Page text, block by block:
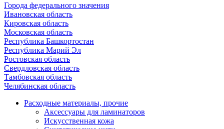
Города федерального значения
Ивановская область
Кировская область
Московская область
Республика Башкортостан
Республика Марий Эл
Ростовская область
Свердловская область
Тамбовская область
Челябинская область
Расходные материалы, прочие
Аксессуары для ламинаторов
Искусственная кожа